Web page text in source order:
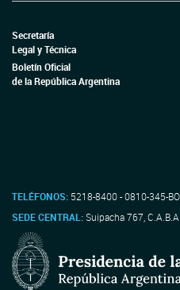
Secretaría
Legal y Técnica
Boletín Oficial
de la República Argentina
TELÉFONOS: 5218-8400 - 0810-345-
SEDE CENTRAL:Suipacha 767,